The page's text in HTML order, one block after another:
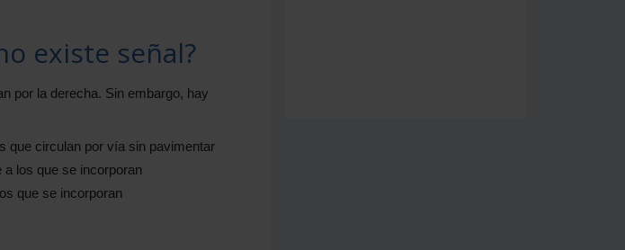
existe señal?
por la derecha. Sin embargo, hay
que circulan por vía sin pavimentar
los que se incorporan
que se incorporan